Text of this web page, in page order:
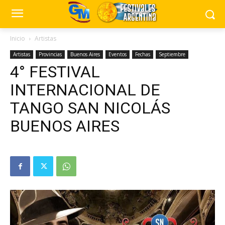
Inicio Artistas
Artistas Provincias Buenos Aires Eventos Fechas Septiembre
4° FESTIVAL
INTERNACIONAL DE
TANGO SAN NICOLÁS
BUENOS AIRES